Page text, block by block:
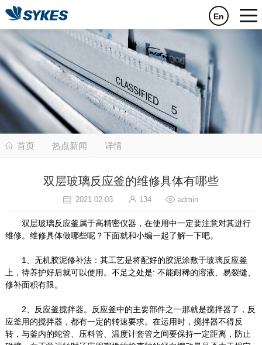
En
首页 热点新闻 详情
双层玻璃反应釜的维修具体有哪些
2021-02-03 134 admin
双层玻璃反应釜属于高精密仪器，在使用中一定要注意对其进行
维修。维修具体做哪些呢？下面就和小编一起了解一下吧。
1、无机胶泥修补法：其工艺是将配好的胶泥涂敷于玻璃反应釜
上，待养护好后就可以使用。不足之处是: 不能耐稀的溶液、易裂缝、
修补面积有限。
2、反应釜搅拌器。反应釜中的主要部件之一那就是搅拌器了，反
应釜用的搅拌器，都有一定的转速要求。在运用时，搅拌器不得反
转，与釜内的蛇管、压料管、温度计套管之间要保持一定距离，防止